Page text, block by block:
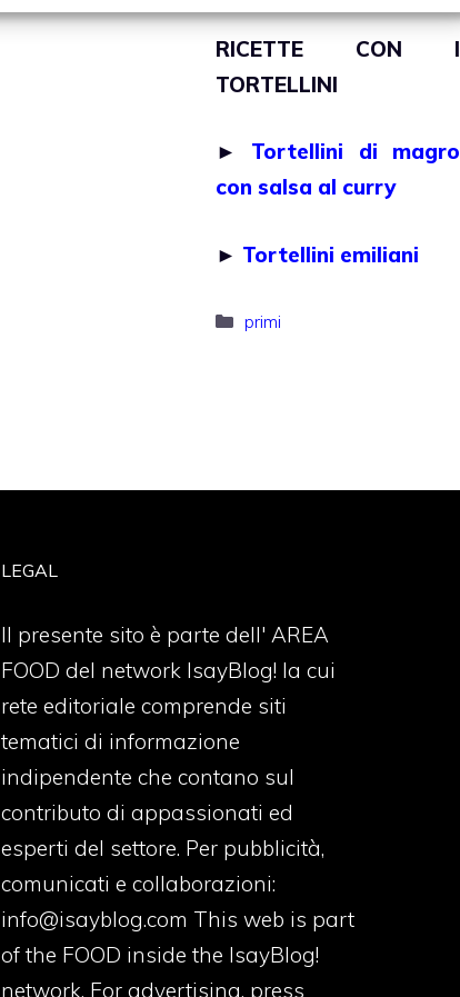
RICETTE CON I
TORTELLINI
► Tortellini di magro
con salsa al curry
► Tortellini emiliani
Categorie
primi
LEGAL
Il presente sito è parte dell' AREA
FOOD del network IsayBlog! la cui
rete editoriale comprende siti
tematici di informazione
indipendente che contano sul
contributo di appassionati ed
esperti del settore. Per pubblicità,
comunicati e collaborazioni:
info@isayblog.com This web is part
of the FOOD inside the IsayBlog!
network. For advertising, press